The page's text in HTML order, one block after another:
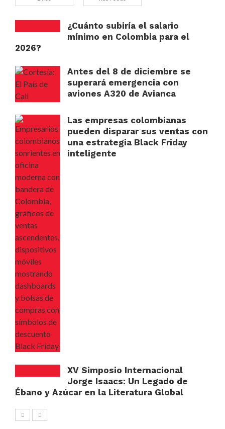
¿Cuánto subiría el salario
mínimo en Colombia para el
2026?
Antes del 8 de diciembre se
superará emergencia con
aviones A320 de Avianca
Las empresas colombianas
pueden disparar sus ventas con
una estrategia Black Friday
inteligente
XV Simposio Internacional
Jorge Isaacs: Un Legado de
Ébano y Azúcar en la Literatura Global